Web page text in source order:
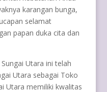
karangan bunga,
selamat
papan duka cita dan
Utara ini telah
Utara sebagai Toko
Utara memiliki kwalitas